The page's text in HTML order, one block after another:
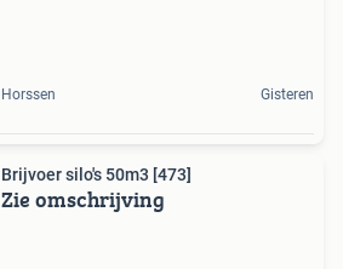
Horssen Gisteren
Brijvoer silo's 50m3 [473]
Zie omschrijving